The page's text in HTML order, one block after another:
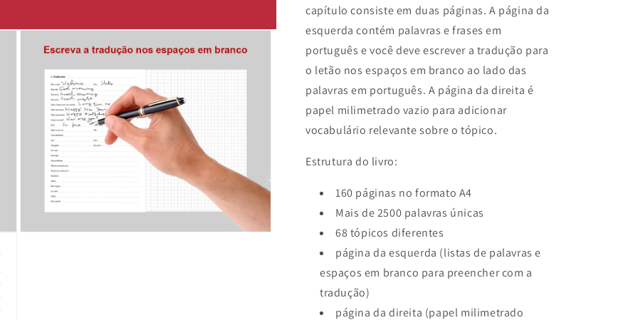
capítulo consiste em duas páginas. A página da
esquerda contém palavras e frases em
português e você deve escrever a tradução para
o letão nos espaços em branco ao lado das
palavras em português. A página da direita é
papel milimetrado vazio para adicionar
vocabulário relevante sobre o tópico.
Estrutura do livro:
160 páginas no formato A4
Mais de 2500 palavras únicas
68 tópicos diferentes
página da esquerda (listas de palavras e
espaços em branco para preencher com a
tradução)
página da direita (papel milimetrado